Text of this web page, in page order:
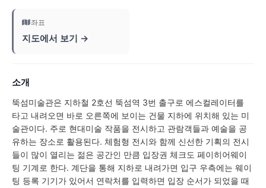
좌표
지도에서 보기 →
소개
뚝섬미술관은 지하철 2호선 뚝섬역 3번 출구로 에스컬레이터를
타고 내려오면 바로 오른쪽에 보이는 건물 지하에 위치해 있는 미
술관이다. 주로 현대미술 작품을 전시하고 관람객들과 예술을 공
유하는 장소로 활용된다. 체험형 전시와 함께 신선한 기획의 전시
들이 많이 열리는 젊은 공간인 만큼 입장권 체크도 페이히어웨이
팅 기계로 한다. 계단을 통해 지하로 내려가면 입구 우측에는 웨이
팅 등록 기기가 있어서 연락처를 입력하면 입장 순서가 되었을 때